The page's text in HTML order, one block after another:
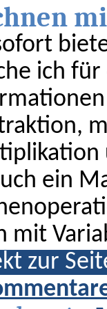
ich für
ein
mit
zur